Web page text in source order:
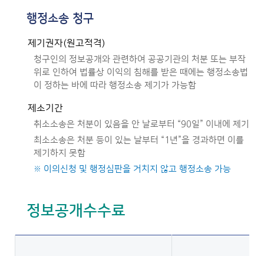
행정소송 청구
제기권자(원고적격)
청구인의 정보공개와 관련하여 공공기관의 처분 또는 부작
위로 인하여 법률상 이익의 침해를 받은 때에는 행정소송법
이 정하는 바에 따라 행정소송 제기가 가능함
제소기간
취소소송은 처분이 있음을 안 날로부터 “90일” 이내에 제기
최소소송은 처분 등이 있는 날부터 “1년”을 경과하면 이를
제기하지 못함
※ 이의신청 및 행정심판을 거치지 않고 행정소송 가능
정보공개수수료